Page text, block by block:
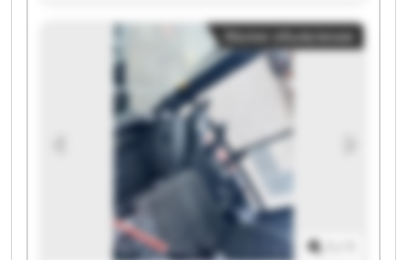
bırak. TESKA - Suya dokun, yaşama iz bırak.
TESKA - Suya dokun, yaşama iz bırak. TESKA -
Suya dokun, yaşama iz bırak. TESKA - Suya
dokun, yaşama iz bırak. TESKA - Suya dokun,
yaşama iz bırak. TESKA - Suya dokun, yaşama iz
bırak. TESKA - Suya dokun, yaşama iz bırak.
TESKA - Suya dokun, yaşama iz bırak. TESKA -
Suya dokun, yaşama iz bırak. TESKA - Suya
dokun, yaşama iz bırak. TESKA - Suya dokun,
yaşama iz bırak. TESKA - Suya dokun, yaşama iz
bırak. TESKA - Suya dokun, yaşama iz bırak.
TESKA - Suya dokun, yaşama iz bırak. TESKA -
Suya dokun, yaşama iz bırak.
Малое объявление